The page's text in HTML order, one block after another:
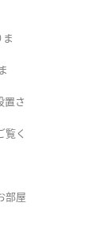
置さ
く
部屋